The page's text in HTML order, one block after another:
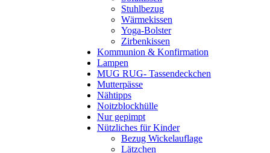
Stuhlbezug
Wärmekissen
Yoga-Bolster
Zirbenkissen
Kommunion & Konfirmation
Lampen
MUG RUG- Tassendeckchen
Mutterpässe
Nähtipps
Noitzblockhülle
Nur gepimpt
Nützliches für Kinder
Bezug Wickelauflage
Lätzchen